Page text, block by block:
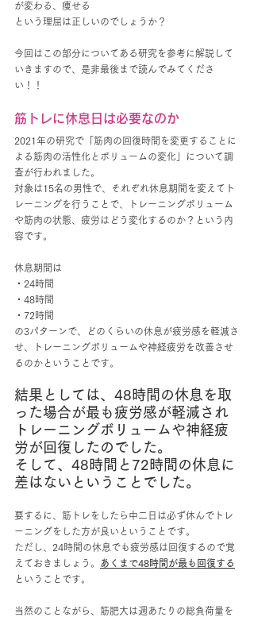
が変わる、痩せる
という理屈は正しいのでしょうか？
今回はこの部分についてある研究を参考に解説して
いきますので、是非最後まで読んでみてくださ
い！！
筋トレに休息日は必要なのか
2021年の研究で「筋肉の回復時間を変更することに
よる筋肉の活性化とボリュームの変化」について調
査が行われました。
対象は15名の男性で、それぞれ休息期間を変えてト
レーニングを行うことで、トレーニングボリューム
や筋肉の状態、疲労はどう変化するのか？という内
容です。
休息期間は
・24時間
・48時間
・72時間
の3パターンで、どのくらいの休息が疲労感を軽減さ
せ、トレーニングボリュームや神経疲労を改善させ
るのかということです。
結果としては、48時間の休息を取
った場合が最も疲労感が軽減され
トレーニングボリュームや神経疲
労が回復したのでした。
そして、48時間と72時間の休息に
差はないということでした。
要するに、筋トレをしたら中二日は必ず休んでトレ
ーニングをした方が良いということです。
ただし、24時間の休息でも疲労感は回復するので覚
えておきましょう。 あくまで48時間が最も回復する
ということです。
当然のことながら、筋肥大は週あたりの総負荷量を